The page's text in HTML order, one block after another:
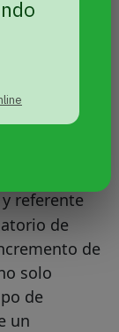
referente
de
de
solo
de
un